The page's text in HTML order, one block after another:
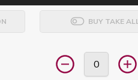
BUY TAKE ALL